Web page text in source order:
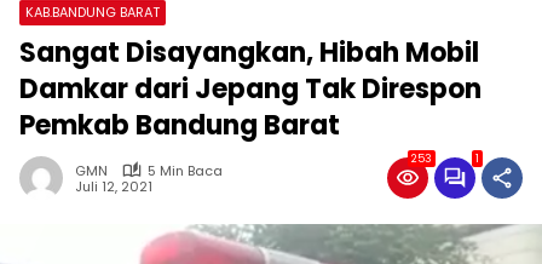
KAB.BANDUNG BARAT
Sangat Disayangkan, Hibah Mobil
Damkar dari Jepang Tak Direspon
Pemkab Bandung Barat
GMN
5 Min Baca
Juli 12, 2021
253 1